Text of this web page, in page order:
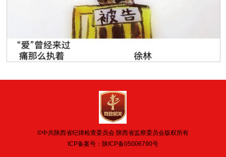
©中共陕西省纪律检查委员会 陕西省监察委员会版权所有
ICP备案号： 陕ICP备05006790号